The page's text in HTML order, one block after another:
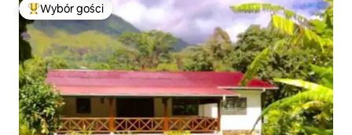
Najpopularniejsze z kategorii Wybór gości
Wybór gości